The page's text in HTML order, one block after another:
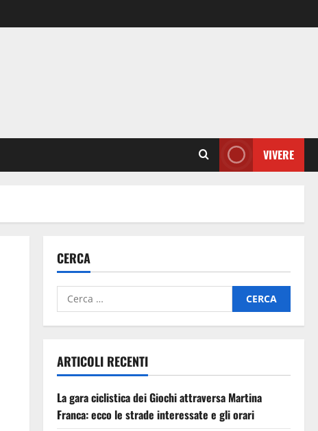
VIVERE
CERCA
ARTICOLI RECENTI
La gara ciclistica dei Giochi attraversa Martina
Franca: ecco le strade interessate e gli orari